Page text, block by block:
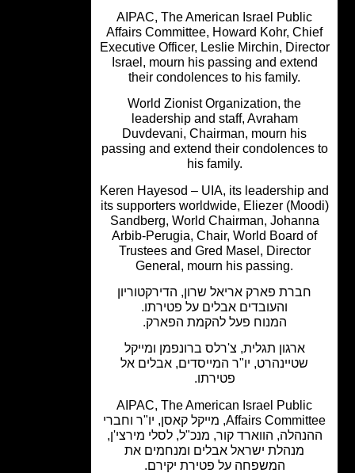
AIPAC, The American Israel Public
Affairs Committee, Howard Kohr,
Executive Officer, Leslie Mirchin,
Israel, mourn his passing and
their condolences to his family.
World Zionist Organization, the
leadership and staff, Avraham
Duvdevani, Chairman, mourn his
passing and extend their
his family.
Keren Hayesod – UIA, its leadership
its supporters worldwide, Eliezer
Sandberg, World Chairman,
Arbib-Perugia, Chair, World Board
Trustees and Gred Masel, Director
General, mourn his passing.
חברת פארק אריאל שרון, הדירקטוריון
והעובדים אבלים על פטירתו.
המנוח פעל להקמת הפארק.
ארגון תגלית, צ'רלס ברונפמן ומייקל
שטיינהרט, יו"ר המייסדים, אבלים אל
AIPAC, The American Israel Public
Affairs Committee, מייקל קאסן, יו"ר וחברי
הווארד קור, מנכ"ל, לסלי מירצי'ן,
מנהלת ישראל אבלים ומנחמים את
המשפחה על פטירת יקירם.